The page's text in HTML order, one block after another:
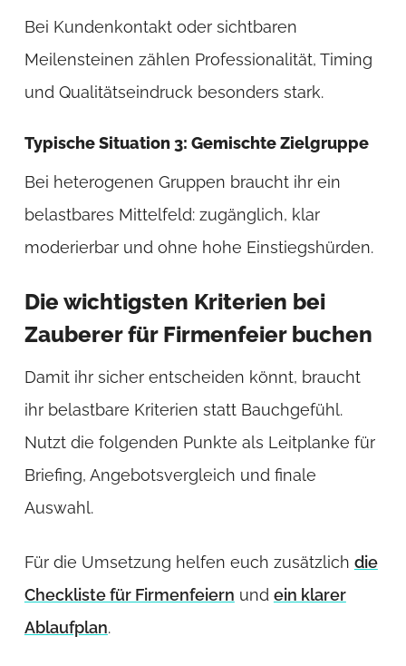
Bei Kundenkontakt oder sichtbaren
Meilensteinen zählen Professionalität, Timing
und Qualitätseindruck besonders stark.
Typische Situation 3: Gemischte Zielgruppe
Bei heterogenen Gruppen braucht ihr ein
belastbares Mittelfeld: zugänglich, klar
moderierbar und ohne hohe Einstiegshürden.
Die wichtigsten Kriterien bei
Zauberer für Firmenfeier buchen
Damit ihr sicher entscheiden könnt, braucht
ihr belastbare Kriterien statt Bauchgefühl.
Nutzt die folgenden Punkte als Leitplanke für
Briefing, Angebotsvergleich und finale
Auswahl.
Für die Umsetzung helfen euch zusätzlich die
Checkliste für Firmenfeiern und ein klarer
Ablaufplan.